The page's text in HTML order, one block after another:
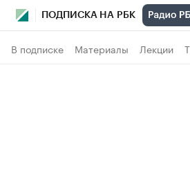
ПОДПИСКА НА РБК
В подписке Материалы Лекции